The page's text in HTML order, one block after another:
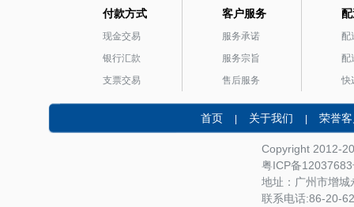
付款方式
现金交易
银行汇款
支票交易
客户服务
服务承诺
服务宗旨
售后服务
配
配
快
首页 | 关于我们 | 荣誉
Copyright 2012-
粤ICP备12037683
地址：广州市增
联系电话:86-20-